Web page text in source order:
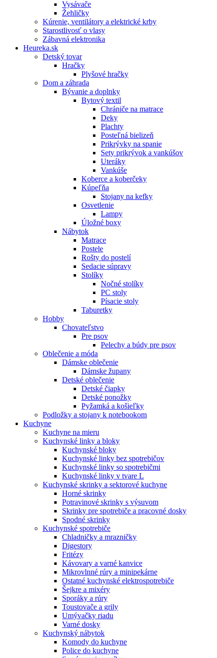
Vysávače
Žehličky
Kúrenie, ventilátory a elektrické krby
Starostlivosť o vlasy
Zábavná elektronika
Heureka.sk
Detský tovar
Hračky
Plyšové hračky
Dom a záhrada
Bývanie a doplnky
Bytový textil
Chrániče na matrace
Deky
Plachty
Posteľná bielizeň
Prikrývky na spanie
Sety prikrývok a vankúšov
Uteráky
Vankúše
Koberce a koberčeky
Kúpeľňa
Stojany na kefky
Osvetlenie
Lampy
Úložné boxy
Nábytok
Matrace
Postele
Rošty do postelí
Sedacie súpravy
Stolíky
Nočné stolíky
PC stoly
Písacie stoly
Taburetky
Hobby
Chovateľstvo
Pre psov
Pelechy a búdy pre psov
Oblečenie a móda
Dámske oblečenie
Dámske župany
Detské oblečenie
Detské čiapky
Detské ponožky
Pyžamká a košieľky
Podložky a stojany k notebookom
Kuchyne
Kuchyne na mieru
Kuchynské linky a bloky
Kuchynské bloky
Kuchynské linky bez spotrebičov
Kuchynské linky so spotrebičmi
Kuchynské linky v tvare L
Kuchynské skrinky a sektorové kuchyne
Horné skrinky
Potravinové skrinky s výsuvom
Skrinky pre spotrebiče a pracovné dosky
Spodné skrinky
Kuchynské spotrebiče
Chladničky a mrazničky
Digestory
Fritézy
Kávovary a varné kanvice
Mikrovlnné rúry a minipekárne
Ostatné kuchynské elektrospotrebiče
Šejkre a mixéry
Sporáky a rúry
Toustovače a grily
Umývačky riadu
Varné dosky
Kuchynský nábytok
Komody do kuchyne
Police do kuchyne